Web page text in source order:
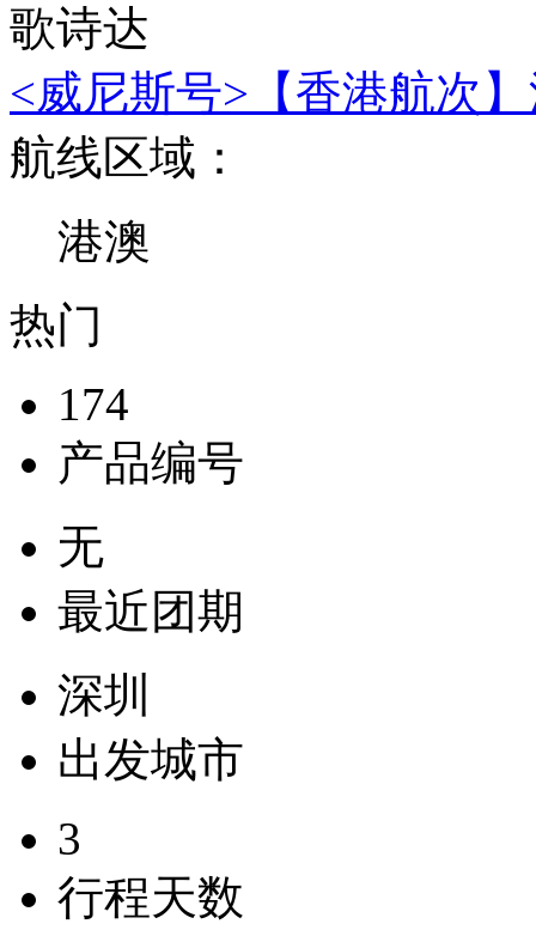
歌诗达
<威尼斯号>【香港航次
航线区域：
港澳
热门
174
产品编号
无
最近团期
深圳
出发城市
3
行程天数